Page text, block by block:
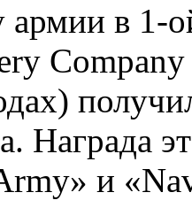
армии в 1-
Company
Награда
и